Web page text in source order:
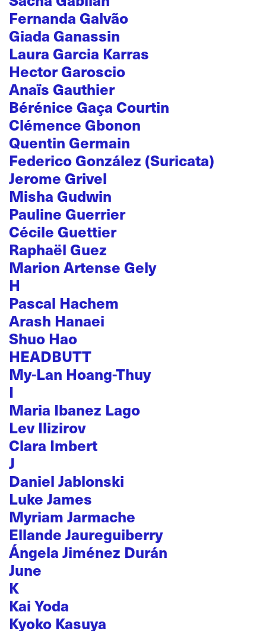
Fernanda Galvão
Giada Ganassin
Laura Garcia Karras
Hector Garoscio
Anaïs Gauthier
Bérénice Gaça Courtin
Clémence Gbonon
Quentin Germain
Federico González (Suricata)
Jerome Grivel
Misha Gudwin
Pauline Guerrier
Cécile Guettier
Raphaël Guez
Marion Artense Gely
H
Pascal Hachem
Arash Hanaei
Shuo Hao
HEADBUTT
My-Lan Hoang-Thuy
I
Maria Ibanez Lago
Lev Ilizirov
Clara Imbert
J
Daniel Jablonski
Luke James
Myriam Jarmache
Ellande Jaureguiberry
Ángela Jiménez Durán
June
K
Kai Yoda
Kyoko Kasuya